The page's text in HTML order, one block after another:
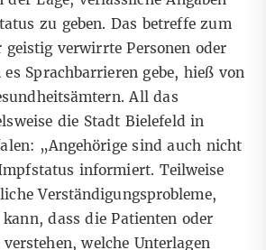
zu geben. Das betreffe zum
geistig verwirrte Personen oder
es Sprachbarrieren gebe, hieß von
All das
die Stadt Bielefeld in
„Angehörige sind auch nicht
informiert. Teilweise
Verständigungsprobleme,
dass die Patienten oder
welche Unterlagen